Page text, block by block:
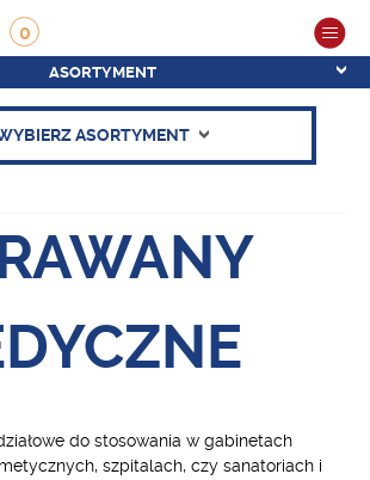
0
ASORTYMENT
ASORTYMENT
do stosowania w gabinetach
szpitalach, czy sanatoriach i